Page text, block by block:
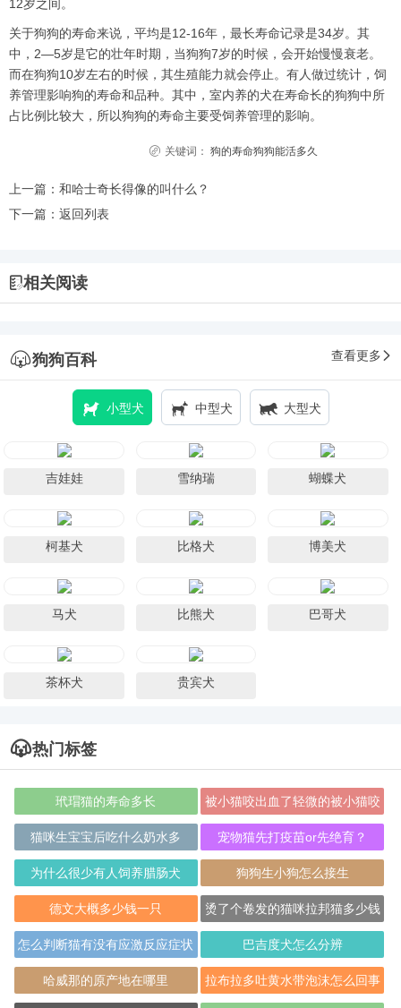
12岁之间。
关于狗狗的寿命来说，平均是12-16年，最长寿命记录是34岁。其
中，2—5岁是它的壮年时期，当狗狗7岁的时候，会开始慢慢衰老。
而在狗狗10岁左右的时候，其生殖能力就会停止。有人做过统计，饲
养管理影响狗的寿命和品种。其中，室内养的犬在寿命长的狗狗中所
占比例比较大，所以狗狗的寿命主要受饲养管理的影响。
关键词： 狗的寿命狗狗能活多久
上一篇： 和哈士奇长得像的叫什么？
下一篇： 返回列表
相关阅读
狗狗百科 查看更多
小型犬 中型犬 大型犬
吉娃娃 雪纳瑞 蝴蝶犬
柯基犬 比格犬 博美犬
马犬 比熊犬 巴哥犬
茶杯犬 贵宾犬
热门标签
玳瑁猫的寿命多长
被小猫咬出血了轻微的被小猫咬
伤后应该怎么
猫咪生宝宝后吃什么奶水多 宠物猫先打疫苗or先绝育？
为什么很少有人饲养腊肠犬 狗狗生小狗怎么接生
德文大概多少钱一只
烫了个卷发的猫咪拉邦猫多少钱
一只？
怎么判断猫有没有应激反应症状 巴吉度犬怎么分辨
哈威那的原产地在哪里 拉布拉多吐黄水带泡沫怎么回事